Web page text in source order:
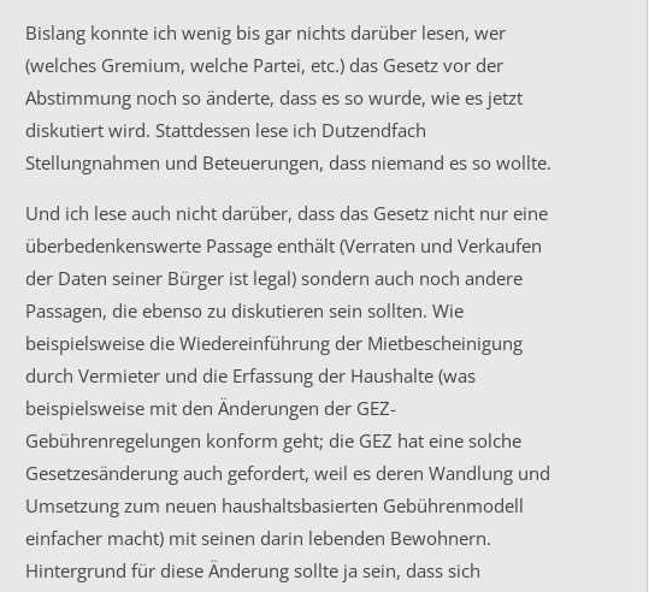
Bislang konnte ich wenig bis gar nichts darüber lesen, wer
(welches Gremium, welche Partei, etc.) das Gesetz vor der
Abstimmung noch so änderte, dass es so wurde, wie es jetzt
diskutiert wird. Stattdessen lese ich Dutzendfach
Stellungnahmen und Beteuerungen, dass niemand es so wollte.
Und ich lese auch nicht darüber, dass das Gesetz nicht nur eine
überbedenkenswerte Passage enthält (Verraten und Verkaufen
der Daten seiner Bürger ist legal) sondern auch noch andere
Passagen, die ebenso zu diskutieren sein sollten. Wie
beispielsweise die Wiedereinführung der Mietbescheinigung
durch Vermieter und die Erfassung der Haushalte (was
beispielsweise mit den Änderungen der GEZ-
Gebührenregelungen konform geht; die GEZ hat eine solche
Gesetzesänderung auch gefordert, weil es deren Wandlung und
Umsetzung zum neuen haushaltsbasierten Gebührenmodell
einfacher macht) mit seinen darin lebenden Bewohnern.
Hintergrund für diese Änderung sollte ja sein, dass sich